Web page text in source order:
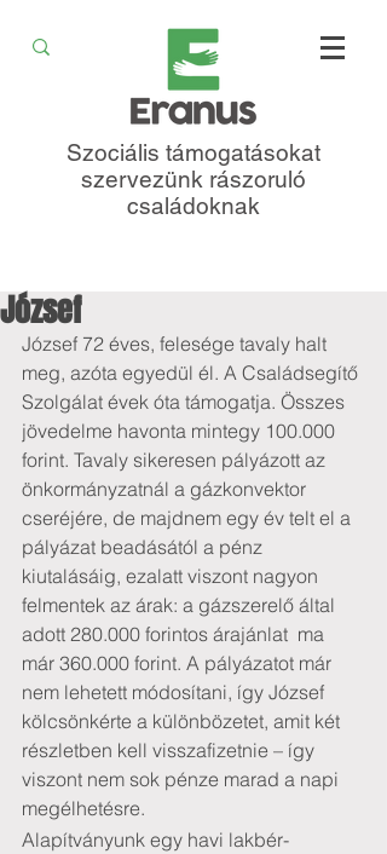
Szociális támogatásokat
szervezünk rászoruló
családoknak
József
József 72 éves, felesége tavaly halt
meg, azóta egyedül él. A Családsegítő
Szolgálat évek óta támogatja. Összes
jövedelme havonta mintegy 100.000
forint. Tavaly sikeresen pályázott az
önkormányzatnál a gázkonvektor
cseréjére, de majdnem egy év telt el a
pályázat beadásától a pénz
kiutalásáig, ezalatt viszont nagyon
felmentek az árak: a gázszerelő által
adott 280.000 forintos árajánlat  ma
már 360.000 forint. A pályázatot már
nem lehetett módosítani, így József
kölcsönkérte a különbözetet, amit két
részletben kell visszafizetnie – így
viszont nem sok pénze marad a napi
megélhetésre.
Alapítványunk egy havi lakbér-